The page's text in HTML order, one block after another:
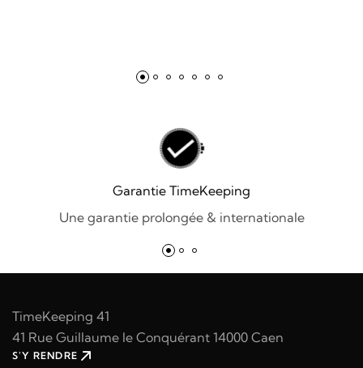
Garantie TimeKeeping
Une garantie prolongée & internationale
TimeKeeping 41
41 Rue Guillaume le Conquérant 14000 Caen
S'Y RENDRE